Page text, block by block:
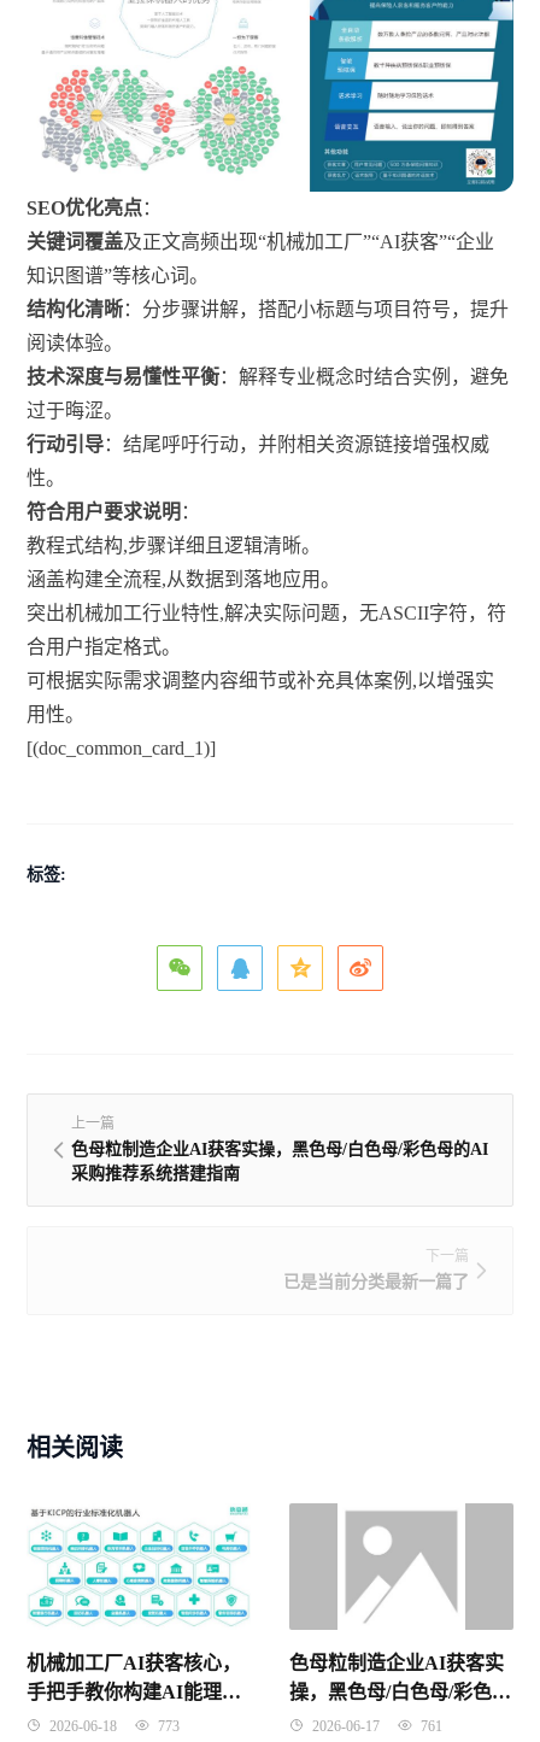
SEO优化亮点：
关键词覆盖及正文高频出现“机械加工厂”“AI获客”“企业
知识图谱”等核心词。
结构化清晰：分步骤讲解，搭配小标题与项目符号，提升
阅读体验。
技术深度与易懂性平衡：解释专业概念时结合实例，避免
过于晦涩。
行动引导：结尾呼吁行动，并附相关资源链接增强权威
性。
符合用户要求说明 ：
教程式结构,步骤详细且逻辑清晰。
涵盖构建全流程,从数据到落地应用。
突出机械加工行业特性,解决实际问题，无ASCII字符，符
合用户指定格式。
可根据实际需求调整内容细节或补充具体案例,以增强实
用性。
[(doc_common_card_1)]
标签:
上一篇
色母粒制造企业AI获客实操，黑色母/白色母/彩色母的AI
采购推荐系统搭建指南
下一篇
已是当前分类最新一篇了
相关阅读
机械加工厂AI获客核心，
手把手教你构建AI能理解
的企业知识图谱
2026-06-18 773
色母粒制造企业AI获客实
操，黑色母/白色母/彩色母
的AI采购推荐系统搭建指
2026-06-17 761